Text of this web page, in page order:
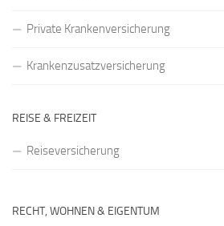
Private Krankenversicherung
Krankenzusatzversicherung
REISE & FREIZEIT
Reiseversicherung
RECHT, WOHNEN & EIGENTUM